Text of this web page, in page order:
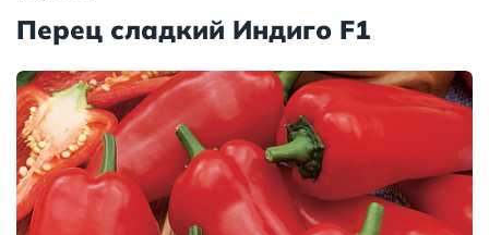
Перец сладкий Индиго F1